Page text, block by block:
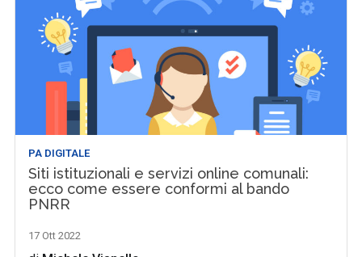
PA DIGITALE
Siti istituzionali e servizi online comunali:
ecco come essere conformi al bando
PNRR
17 Ott 2022